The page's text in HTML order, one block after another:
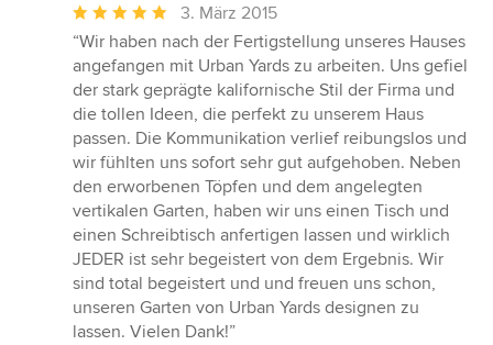
Durchschnittliche
Bewertung:
5
von
5
Sternen
3. März 2015
“Wir haben nach der Fertigstellung unseres Hauses
angefangen mit Urban Yards zu arbeiten. Uns gefiel
der stark geprägte kalifornische Stil der Firma und
die tollen Ideen, die perfekt zu unserem Haus
passen. Die Kommunikation verlief reibungslos und
wir fühlten uns sofort sehr gut aufgehoben. Neben
den erworbenen Töpfen und dem angelegten
vertikalen Garten, haben wir uns einen Tisch und
einen Schreibtisch anfertigen lassen und wirklich
JEDER ist sehr begeistert von dem Ergebnis. Wir
sind total begeistert und und freuen uns schon,
unseren Garten von Urban Yards designen zu
lassen. Vielen Dank!”